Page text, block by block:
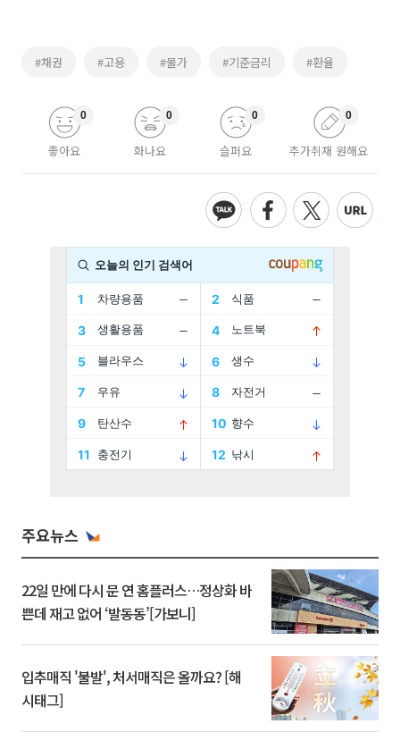
#채권 #고용 #물가 #기준금리 #환율
좋아요
0
화나요
0
슬퍼요
0
추가취재 원해요
0
주요뉴스
22일 만에 다시 문 연 홈플러스…정상화 바
쁜데 재고 없어 ‘발동동’[가보니]
입추매직 '불발', 처서매직은 올까요? [해
시태그]